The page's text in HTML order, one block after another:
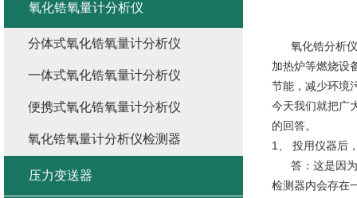
氧化锆分析仪
加热炉等燃烧设
节能，减少环境
今天我们就把广
的回答。
1、 投用仪器后
答：这是因为
检测器内会存在
氧化锆氧量计分析仪
分体式氧化锆氧量计分析仪
一体式氧化锆氧量计分析仪
便携式氧化锆氧量计分析仪
氧化锆氧量计分析仪检测器
压力变送器